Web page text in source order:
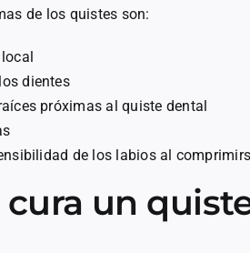
de los quistes son:
dientes
próximas al quiste dental
de los labios al
cura un